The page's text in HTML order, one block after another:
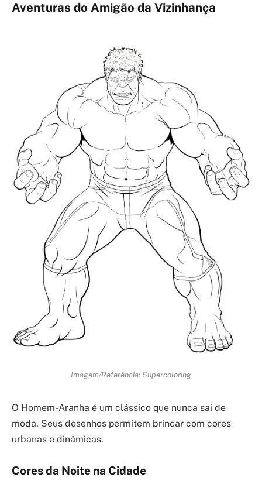
Aventuras do Amigão da Vizinhança
Imagem/Referência: Supercoloring
O Homem-Aranha é um clássico que nunca sai de
moda. Seus desenhos permitem brincar com cores
urbanas e dinâmicas.
Cores da Noite na Cidade